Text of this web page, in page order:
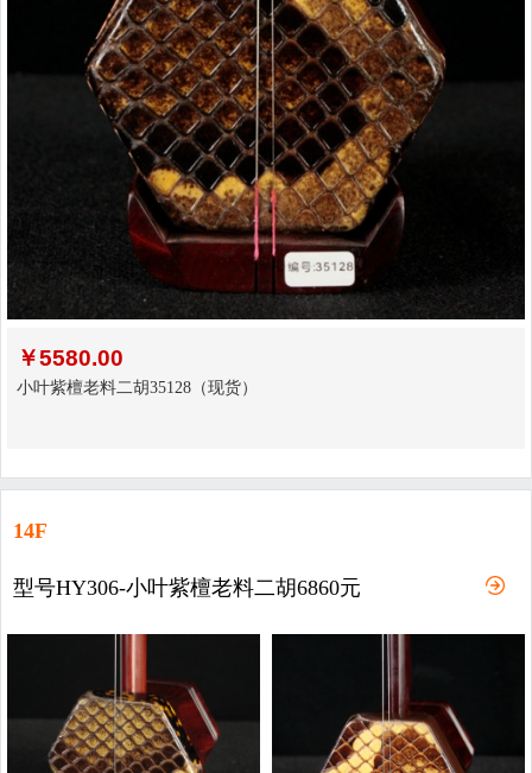
￥5580.00
小叶紫檀老料二胡35128（现货）
14F
型号HY306-小叶紫檀老料二胡6860元